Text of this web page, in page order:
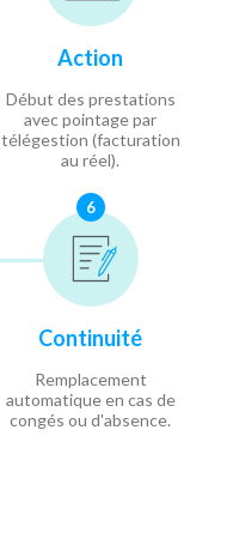
Action
Début des prestations
avec pointage par
télégestion (facturation
au réel).
6
Continuité
Remplacement
automatique en cas de
congés ou d'absence.